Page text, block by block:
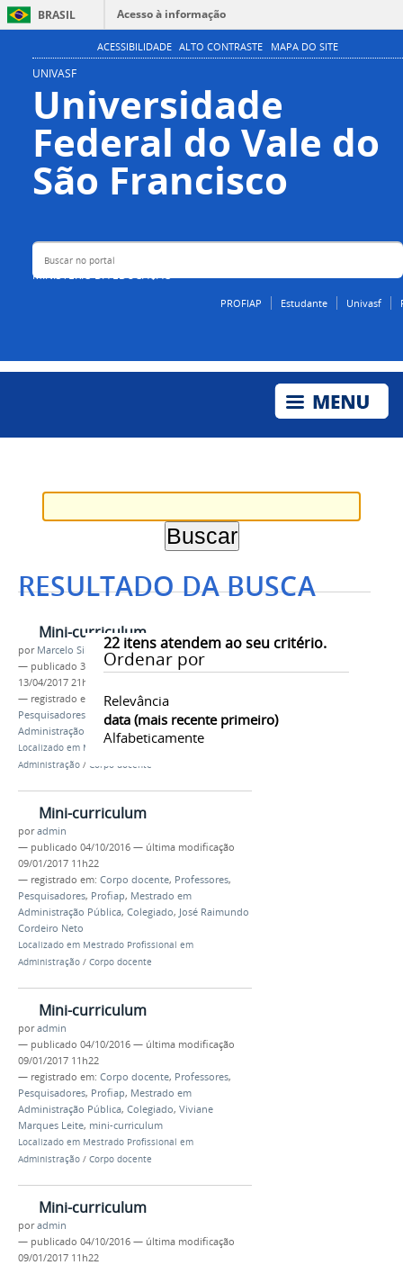
BRASIL
Acesso à informação
Participe
Canais
ACESSIBILIDADE ALTO CONTRASTE MAPA DO SITE
UNIVASF
Universidade
Federal do Vale do
São Francisco
MINISTÉRIO DA EDUCAÇÃO
Buscar no portal
PROFIAP Estudante Univasf
RESULTADO DA BUSCA
22itens atendem ao seu critério.
Ordenar por
Relevância
data (mais recente primeiro)
Alfabeticamente
Mini-curriculum
por Marcelo Silva de Souza Ribeiro
— publicado 30/03/2017 —última modificação
13/04/2017 21h06
— registrado em:
Corpo docente
Pesquisadores
Profiap, Mestrado em
Administração Pública Colegiado
Localizado em Mestrado Profissional em
Administração / Corpo docente
Mini-curriculum
poradmin
— publicado 04/10/2016 — última modificação
09/01/2017 11h22
— registrado em: Corpo docente, Professores,
Pesquisadores, Profiap, Mestrado em
Administração Pública, Colegiado, José Raimundo
Cordeiro Neto
Localizado em Mestrado Profissional em
Administração / Corpo docente
Mini-curriculum
poradmin
— publicado 04/10/2016 — última modificação
09/01/2017 11h22
— registrado em: Corpo docente, Professores,
Pesquisadores, Profiap, Mestrado em
Administração Pública, Colegiado, Viviane
Marques Leite, mini-curriculum
Localizado em Mestrado Profissional em
Administração / Corpo docente
Mini-curriculum
poradmin
— publicado 04/10/2016 — última modificação
09/01/2017 11h22